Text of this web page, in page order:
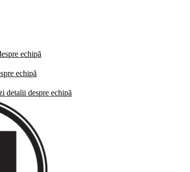
echipă
echipă
detalii despre echipă